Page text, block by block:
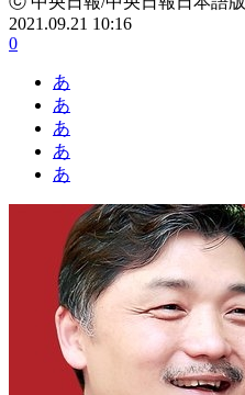
2021.09.21 10:16
0
あ
あ
あ
あ
あ